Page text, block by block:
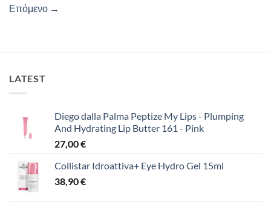
Επόμενο →
LATEST
Diego dalla Palma Peptize My Lips - Plumping
And Hydrating Lip Butter 161 - Pink
27,00€
Collistar Idroattiva+ Eye Hydro Gel 15ml
38,90€